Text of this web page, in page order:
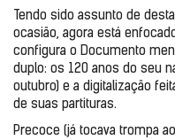
Tendo sido assunto de
ocasião, agora está
configura o Documento
duplo: os 120 anos do seu
outubro) e a digitalização
de suas partituras.
Precoce (já tocava trompa